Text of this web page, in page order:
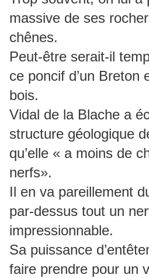
massive de ses
chênes.
Peut-être serait-il
ce poncif d’un Breton
bois.
Vidal de la Blache a
structure géologique
qu’elle « a moins de
nerfs».
Il en va pareillement
par-dessus tout un
impressionnable.
Sa puissance
faire prendre pour un